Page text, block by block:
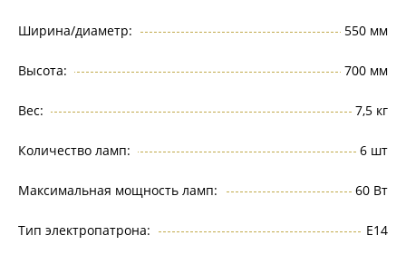
Ширина/диаметр: 550 мм
Высота: 700 мм
Вес: 7,5 кг
Количество ламп: 6 шт
Максимальная мощность ламп: 60 Вт
Тип электропатрона: Е14